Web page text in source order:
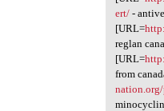
ert/-
[URL=
reglan
[URL=
from